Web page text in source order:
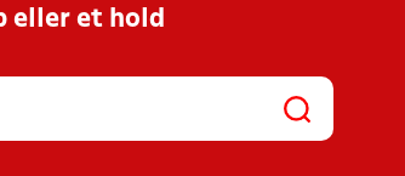
eller et hold